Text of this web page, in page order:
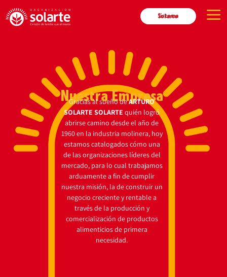
Sistema Solarte
Nuestra Empresa
Gracias al sueño deARTURO
SOLARTE SOLARTE quién logró
abrirse camino desde el año de
1960 en la industria molinera, hoy
estamos catalogados cómo una
de las organizaciones líderes del
mercado, para lo cual trabajamos
arduamente a fin de cumplir
nuestra misión, la de construir un
negocio creciente y rentable a
través de la producción y
comercialización de productos
alimenticios de primera
necesidad.